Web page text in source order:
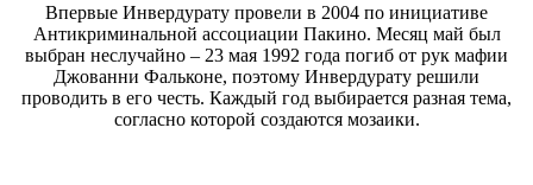
Впервые Инвердурату провели в 2004 по инициативе
Антикриминальной ассоциации Пакино. Месяц май был
выбран неслучайно – 23 мая 1992 года погиб от рук мафии
Джованни Фальконе, поэтому Инвердурату решили
проводить в его честь. Каждый год выбирается разная тема,
согласно которой создаются мозаики.